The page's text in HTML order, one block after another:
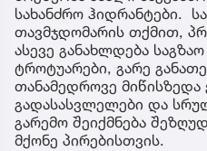
სახანძრო ჰიდრანტები.
თავმჯდომარის თქმით,
ასევე განახლდება
ტროტუარები, გარე
თანამედროვე მიწისზედა
გადასასვლელები და
გარემო შეიქმნება
მქონე პირებისთვის.